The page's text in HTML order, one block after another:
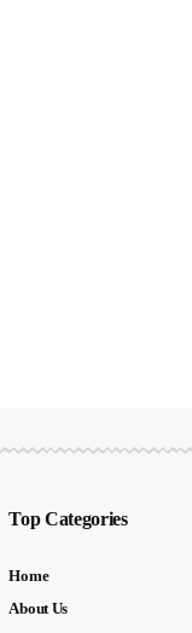
Top Categories
Home
About Us